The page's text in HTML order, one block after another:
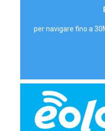
per navigare fino a